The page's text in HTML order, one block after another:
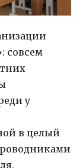
совсем
у
в целый